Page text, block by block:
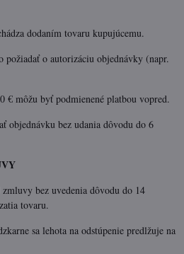
dodaním tovaru kupujúcemu.
požiadať o autorizáciu objednávky (napr.
€ môžu byť podmienené platbou vopred.
objednávku bez udania dôvodu do 6
bez uvedenia dôvodu do 14
tovaru.
sa lehota na odstúpenie predlžuje na